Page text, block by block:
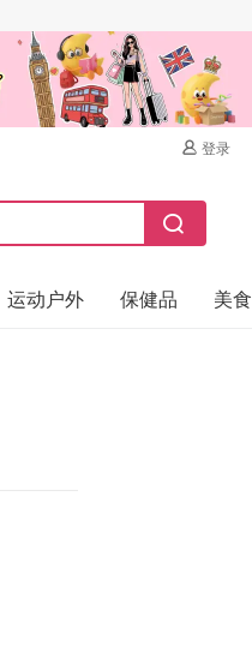
登录
运动户外 保健品 美食